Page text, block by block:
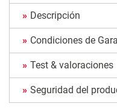
Descripción
Condiciones de
Test & valoraciones
Seguridad del